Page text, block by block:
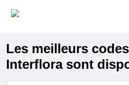
Les meilleurs
Interflora sont